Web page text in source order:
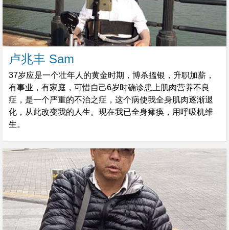
卢兆丰 Sam
37岁应是一个壮年人的黄金时期，博杀搵银，升职加薪，
有事业，有家庭，可惜自己6岁时确诊患上肌肉营养不良
症，是一个严重的不治之症，这个病使我全身肌肉逐渐退
化，从此改变我的人生。现在我已全身瘫痪，用呼吸机维
生。